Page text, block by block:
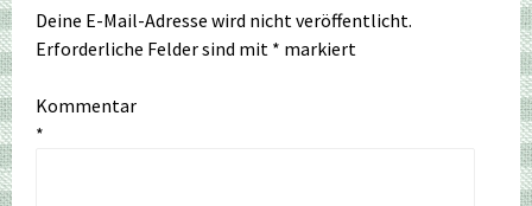
Deine E-Mail-Adresse wird nicht veröffentlicht.
Erforderliche Felder sind mit * markiert
Kommentar
*